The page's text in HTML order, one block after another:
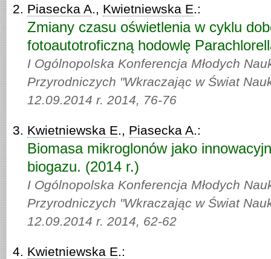
Piasecka A., Kwietniewska E.:
Zmiany czasu oświetlenia w cyklu
fotoautotroficzną hodowlę
I Ogólnopolska Konferencja Młodych
Przyrodniczych "Wkraczając w Świat
12.09.2014 r. 2014, 76-76
Kwietniewska E., Piasecka A.:
Biomasa mikroglonów jako
biogazu. (2014 r.)
I Ogólnopolska Konferencja Młodych
Przyrodniczych "Wkraczając w Świat
12.09.2014 r. 2014, 62-62
Kwietniewska E.: